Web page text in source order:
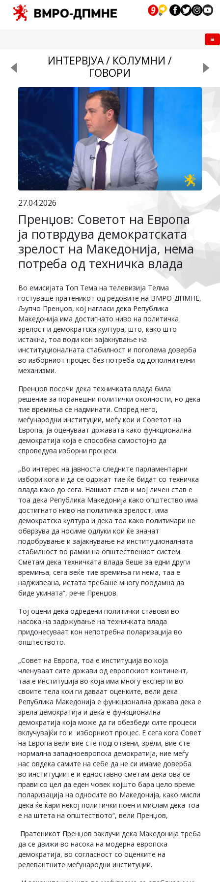
ИНТЕРВЈУА / КОЛУМНИ /
ГОВОРИ
27.04.2026
Пренџов: Советот на Европа
ја потврдува демократската
зрелост на Македонија, нема
потреба од техничка влада
Во емисијата Топ Тема на телевизија Телма
гостуваше пратеникот од редовите на ВМРО-ДПМНЕ,
Љупчо Пренџов, кој нагласи дека Република
Македонија има достигнато ниво на политичка
зрелост и демократска култура, што, како што
истакна, тоа води кон зајакнување на
институционалната стабилност и поголема доверба
во изборниот процес без потреба од дополнителни
механизми.
Пренџов посочи дека техничката влада била
решение за поранешни политички околности, но дека
тие времиња се надминати. Според него,
меѓународни институции, меѓу кои и Советот на
Европа, ја оценуваат државата како функционална
демократија која е способна самостојно да
спроведува изборни процеси.
„Во интерес на јавноста следните парламентарни
избори кога и да се одржат тие ќе бидат со техничка
влада како до сега. Нашиот став и мој личен став е
тоа дека Република Македонија како општество има
достигнато ниво на политичка зрелост, има
демократска култура и дека тоа како политичари не
обврзува да носиме одлуки кои ќе значат
подобрување и зајакнување на институционалната
стабилност во рамки на општествениот систем.
Сметам дека техничката влада беше за едни други
времиња, сега веќе тие времиња ги нема, таа е
надживеана, истата требаше многу поодамна да
биде укината“, рече Пренџов.
Тој оцени дека одредени политички ставови во
насока на задржување на техничката влада
придонесуваат кон непотребна поларизација во
општеството.
„Совет на Европа, тоа е институција во која
членуваат сите држави од европскиот континент,
таа е институција во која има многу експерти во
своите тела кои ги даваат оценките, вели дека
Република Македонија е функционална држава дека е
зрела демократија и дека е функционална
демократија која може да ги обезбеди сите процеси
вклучувајќи го и изборниот процес. Е сега кога Совет
на Европа вели вие сте подготвени, зрели, вие сте
нормална западноевропска демократија, ние меѓу
нас овдека самите на себе да не си имаме доверба
во институциите и едноставно сметам дека ова се
прави со цел да еден човек којшто бара цело време
поларизација на односите во Македонија, како мисли
дека ќе ќари некој политички поен и мислам дека тоа
е на штета на општеството“, вели Пренџов,
Пратеникот Пренџов заклучи дека Македонија треба
да се движи во насока на модерна европска
демократија, во согласност со оценките на
релевантните меѓународни институции.